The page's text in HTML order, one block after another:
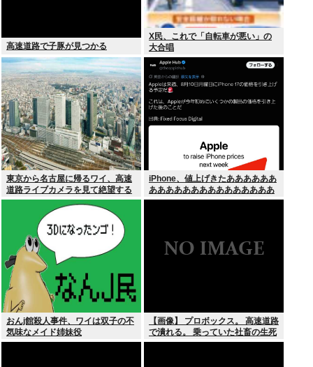
高速道路で子豚が見つかる
X民、これで「自転車が悪い」の
大合唱
東京から名古屋に帰るワイ、高速
道路ライブカメラを見て絶望する
iPhone、値上げきたああああああ
あああああああああああああああ
あああああああ！！！
おんj館殺人事件、ワイは双子の不
気味なメイド姉妹役
【画像】 プロボックス。 高速道路
で潰れる。 乗っていた社畜の生死
不明